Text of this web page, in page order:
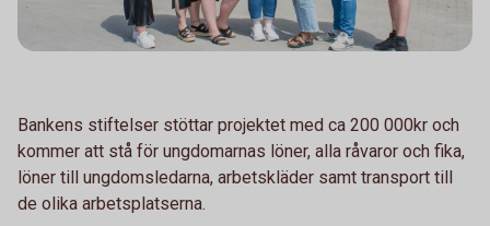
Bankens stiftelser stöttar projektet med ca 200 000kr och
kommer att stå för ungdomarnas löner, alla råvaror och fika,
löner till ungdomsledarna, arbetskläder samt transport till
de olika arbetsplatserna.